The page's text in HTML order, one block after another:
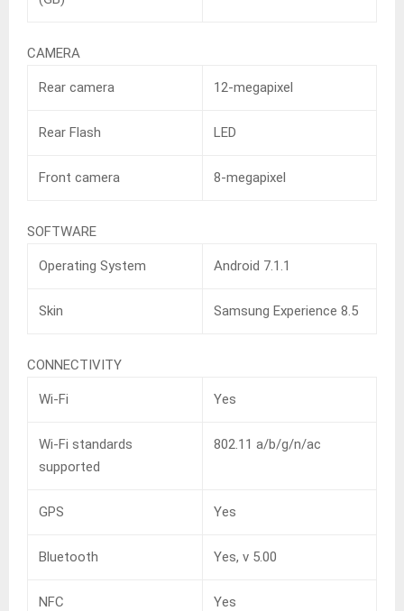
CAMERA
Rear camera 12-megapixel
Rear Flash LED
Front camera 8-megapixel
SOFTWARE
Operating System Android 7.1.1
Skin Samsung Experience 8.5
CONNECTIVITY
Wi-Fi Yes
Wi-Fi standards
supported
802.11 a/b/g/n/ac
GPS Yes
Bluetooth Yes, v 5.00
NFC Yes